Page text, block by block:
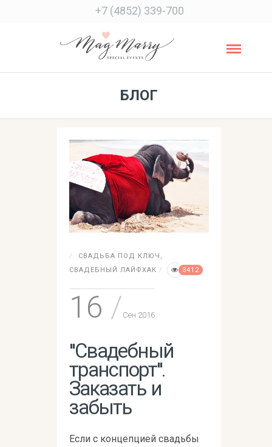
+7 (4852) 339-700
БЛОГ
СВАДЬБА ПОД КЛЮЧ ,
СВАДЕБНЫЙ ЛАЙФХАК
3412
16 Сен 2016
"Свадебный
транспорт".
Заказать и
забыть
Если с концепцией свадьбы